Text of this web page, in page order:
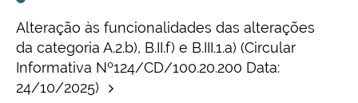
Alteração às funcionalidades das alterações
da categoria A.2.b), B.II.f) e B.III.1.a) (Circular
Informativa Nº124/CD/100.20.200 Data:
24/10/2025)